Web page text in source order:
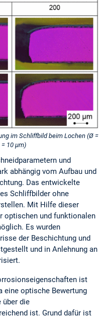
im Schliffbild beim Lochen (Ø =
10 µm)
und
abhängig vom Aufbau und
Das entwickelte
Schliffbilder ohne
Mit Hilfe dieser
optischen und funktionalen
Es wurden
der Beschichtung und
und in Anlehnung an
ist
eine optische Bewertung
über die
ist. Grund dafür ist